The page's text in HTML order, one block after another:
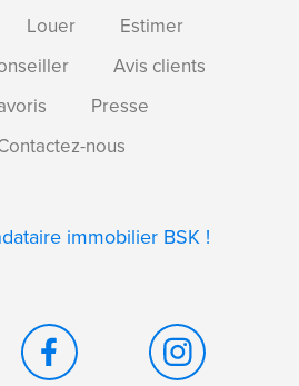
Louer
Estimer
Avis clients
Presse
nous
immobilier BSK !